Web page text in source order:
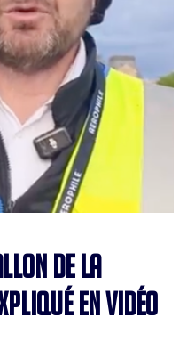
DE LA
EN VIDÉO